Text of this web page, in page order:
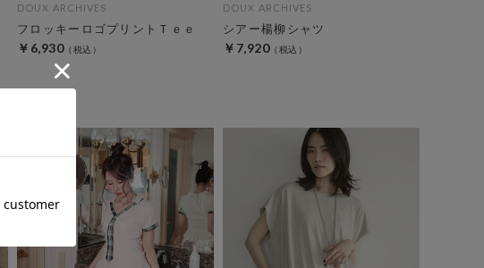
DOUX ARCHIVES
フロッキーロゴプリントＴｅｅ
￥6,930
DOUX ARCHIVES
シアー楊柳シャツ
￥7,920